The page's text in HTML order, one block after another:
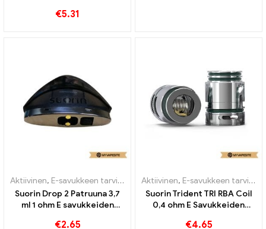
€5.31
Aktiivinen, E-savukkeen tarvikkeet ,Höyrystin
Suorin Drop 2 Patruuna 3,7
ml 1 ohm E savukkeiden
€2.65
Aktiivinen, E-savukkeen tarvikkeet
Suorin Trident TRI RBA Coil
0,4 ohm E Savukkeiden
€4.65